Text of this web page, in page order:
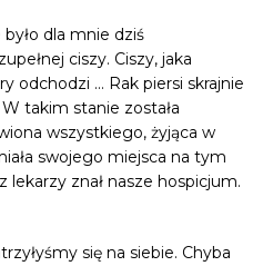
dla mnie dziś
ciszy. Ciszy, jaka
odchodzi … Rak piersi skrajnie
takim stanie została
wszystkiego, żyjąca w
swojego miejsca na tym
lekarzy znał nasze hospicjum.
się na siebie. Chyba